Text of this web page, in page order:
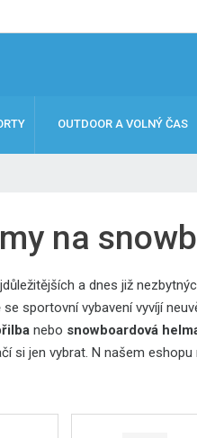
OUTDOOR A VOLNÝ ČAS
na
a dnes již
sportovní vybavení vyvíjí
nebo snowboardová
si jen vybrat. N našem eshopu